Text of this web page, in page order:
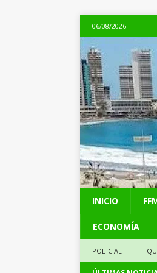
06/08/2026
INICIO
ECONOMÍA
POLICIAL